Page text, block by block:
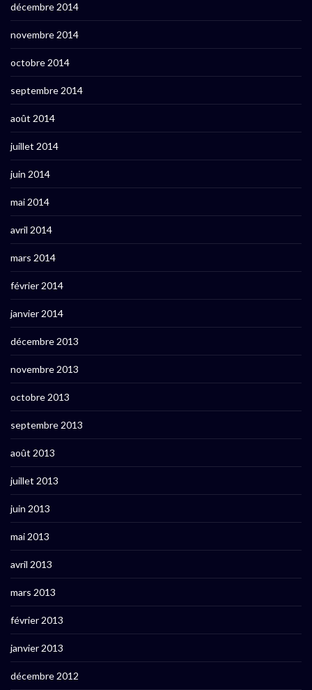
décembre 2014
novembre 2014
octobre 2014
septembre 2014
août 2014
juillet 2014
juin 2014
mai 2014
avril 2014
mars 2014
février 2014
janvier 2014
décembre 2013
novembre 2013
octobre 2013
septembre 2013
août 2013
juillet 2013
juin 2013
mai 2013
avril 2013
mars 2013
février 2013
janvier 2013
décembre 2012